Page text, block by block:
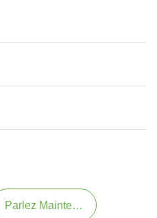
Parlez Maintenant.